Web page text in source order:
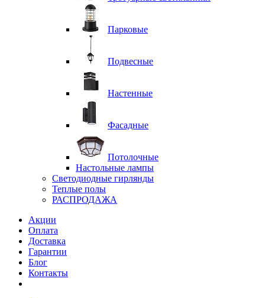
Парковые
Подвесные
Настенные
Фасадные
Потолочные
Настольные лампы
Светодиодные гирлянды
Теплые полы
РАСПРОДАЖА
Акции
Оплата
Доставка
Гарантии
Блог
Контакты